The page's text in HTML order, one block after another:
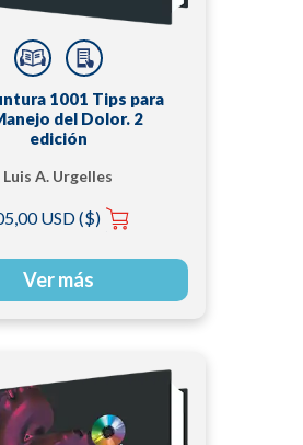
1001 Tips para
del Dolor. 2
edición
Luis A. Urgelles
USD ($)
Ver más